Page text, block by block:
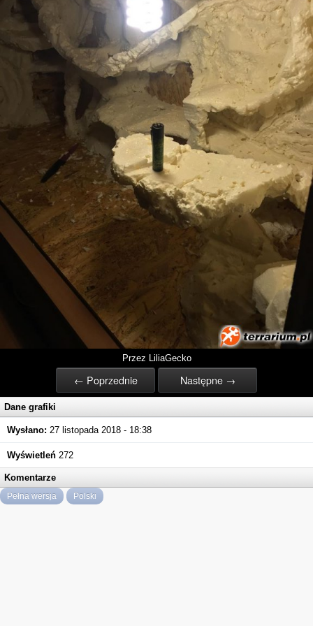
Przez LiliaGecko
← Poprzednie Następne →
Dane grafiki
Wysłano: 27 listopada 2018 - 18:38
Wyświetleń 272
Komentarze
Pełna wersja Polski